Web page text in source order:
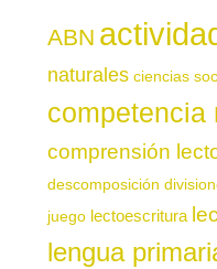
ABN
naturales ciencias
competencia
comprensión
descomposición
juego lectoescritura
lengua